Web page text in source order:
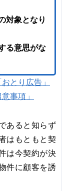
対象となり
る意思がな
とり広告」
事項」
あると知らず
はもともと契
は今契約が決
件に顧客を誘